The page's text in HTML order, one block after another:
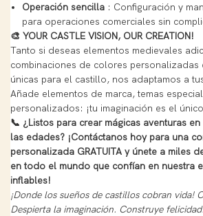
Operación sencilla: Configuración y
para operaciones comerciales sin
🎨 YOUR CASTLE VISION, OUR CREATION!
Tanto si deseas elementos medievales
combinaciones de colores personalizadas
únicas para el castillo, nos adaptamos a
Añade elementos de marca, temas
personalizados: ¡tu imaginación es el
📞 ¿Listos para crear mágicas aventuras
las edades? ¡Contáctanos hoy para una
personalizada GRATUITA y únete a miles
en todo el mundo que confían en nuestra
inflables!
¡Donde los sueños de castillos cobran vida!
Despierta la imaginación. Construye